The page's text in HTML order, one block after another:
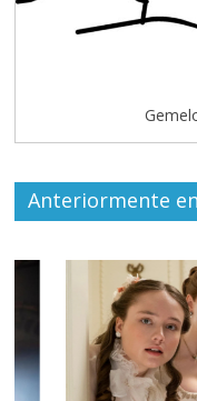
Anteriormente